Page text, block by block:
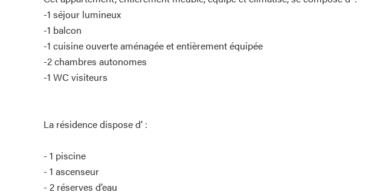
-1 séjour lumineux
-1 balcon
-1 cuisine ouverte aménagée et entièrement équipée
-2 chambres autonomes
-1 WC visiteurs
La résidence dispose d’ :
- 1 piscine
- 1 ascenseur
- 2 réserves d’eau